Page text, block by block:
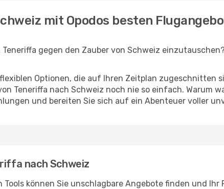
mit Opodos besten
gegen den Zauber von Schweiz
Optionen, die auf Ihren Zeitplan zugeschnitten
Teneriffa nach Schweiz noch nie so einfach. Warum
und bereiten Sie sich auf ein Abenteuer voller
nach Schweiz
können Sie unschlagbare Angebote finden und Ihr